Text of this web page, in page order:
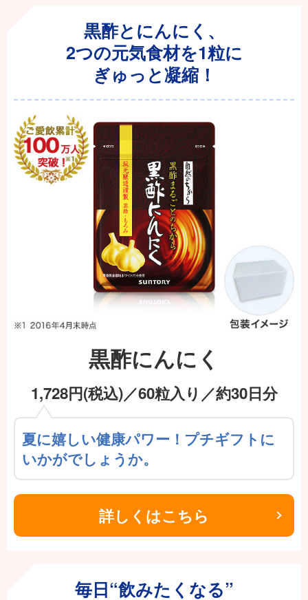
黒酢とにんにく、
2つの元気食材を1粒に
ぎゅっと凝縮！
黒酢にんにく
1,728円(税込)／60粒入り／約30日分
夏に嬉しい健康パワー！プチギフトに
いかがでしょうか。
詳しくはこちら
毎日“飲みたくなる”